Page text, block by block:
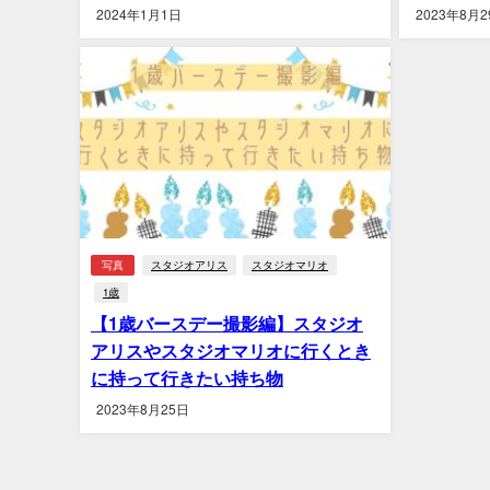
2024年1月1日 2023年8月
写真 スタジオアリス
スタジオマリオ
1歳
【1歳バースデー撮影編】スタジオ
アリスやスタジオマリオに行くとき
に持って行きたい持ち物
2023年8月25日